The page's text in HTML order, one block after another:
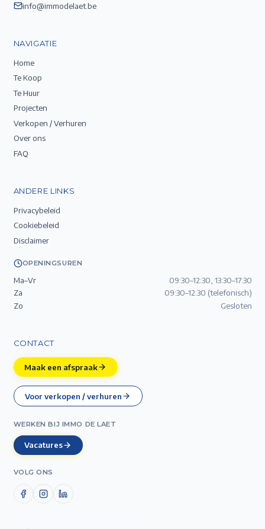
info@immodelaet.be
NAVIGATIE
Home
Te Koop
Te Huur
Projecten
Verkopen / Verhuren
Over ons
FAQ
ANDERE LINKS
Privacybeleid
Cookiebeleid
Disclaimer
OPENINGSUREN
Ma–Vr
09:30–12:30, 13:30–17:30
Za
09:30–12:30 (telefonisch)
Zo
Gesloten
CONTACT
Maak een afspraak
Voor verkopen / verhuren
WERKEN BIJ IMMO DE LAET
Vacatures
VOLG ONS